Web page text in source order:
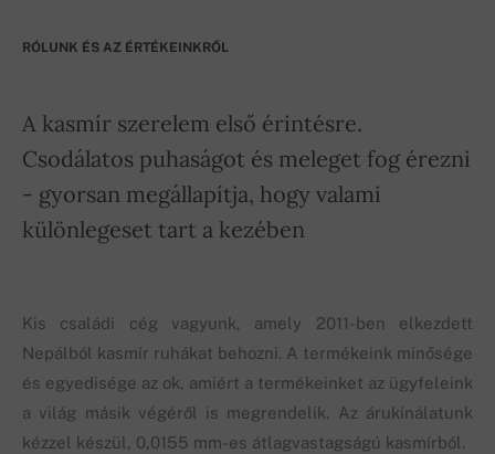
RÓLUNK ÉS AZ ÉRTÉKEINKRŐL
A kasmír szerelem első érintésre.
Csodálatos puhaságot és meleget fog érezni
- gyorsan megállapítja, hogy valami
különlegeset tart a kezében
Kis családi cég vagyunk, amely 2011-ben elkezdett
Nepálból kasmír ruhákat behozni. A termékeink minősége
és egyedisége az ok, amiért a termékeinket az ügyfeleink
a világ másik végéről is megrendelik. Az árukínálatunk
kézzel készül, 0,0155 mm-es átlagvastagságú kasmírból.